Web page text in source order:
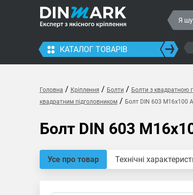
КАТАЛОГ ТОВАРІВ
Головна / Кріплення / Болти / Болти з квадратною
квадратним підголовником / Болт DIN 603 M16x100
Болт DIN 603
Усе про товар Технічні